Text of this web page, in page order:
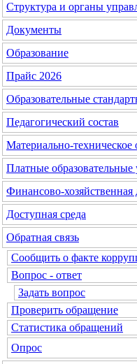
Структура и органы
Документы
Образование
Прайс 2026
Образовательные
Педагогический состав
Материально-техническое
Платные образовательные
Финансово-хозяйственная
Доступная среда
Обратная связь
Сообщить о факте
Вопрос - ответ
Задать вопрос
Проверить обращение
Статистика обращений
Опрос